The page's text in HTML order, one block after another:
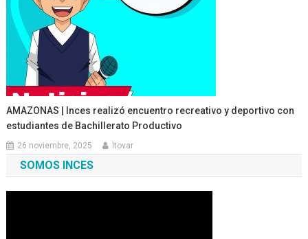
AMAZONAS | Inces realizó encuentro recreativo y deportivo con
estudiantes de Bachillerato Productivo
26 noviembre, 2025 ltovar
SOMOS INCES